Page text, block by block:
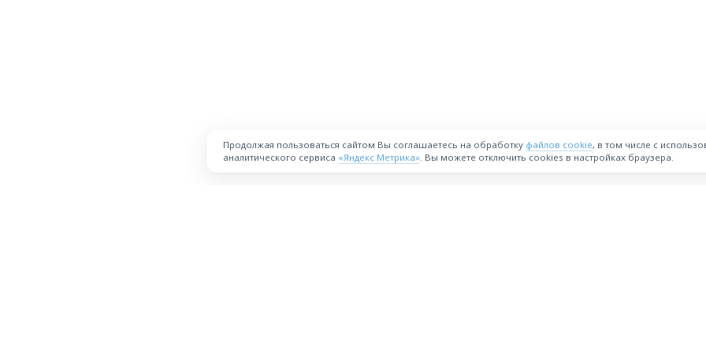
Продолжая пользоваться сайтом Вы соглашаетесь на обработку файлов cookie, в том числе с
аналитического сервиса «Яндекс Метрика». Вы можете отключить cookies в настройках браузера.